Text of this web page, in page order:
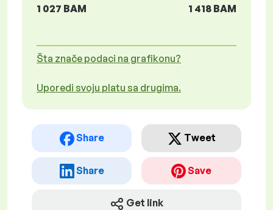
1 027 BAM
1 418 BAM
Šta znače podaci na grafikonu?
Uporedi svoju platu sa drugima.
Share Tweet
Share Save
Get link